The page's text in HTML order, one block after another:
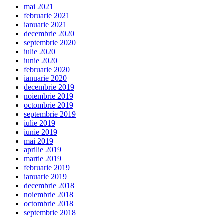
mai 2021
februarie 2021
ianuarie 2021
decembrie 2020
septembrie 2020
iulie 2020
iunie 2020
februarie 2020
ianuarie 2020
decembrie 2019
noiembrie 2019
octombrie 2019
septembrie 2019
iulie 2019
iunie 2019
mai 2019
aprilie 2019
martie 2019
februarie 2019
ianuarie 2019
decembrie 2018
noiembrie 2018
octombrie 2018
septembrie 2018